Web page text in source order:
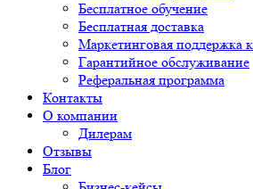
Бесплатное обучение
Бесплатная доставка
Маркетинговая поддержка
Гарантийное обслуживание
Реферальная программа
Контакты
О компании
Дилерам
Отзывы
Блог